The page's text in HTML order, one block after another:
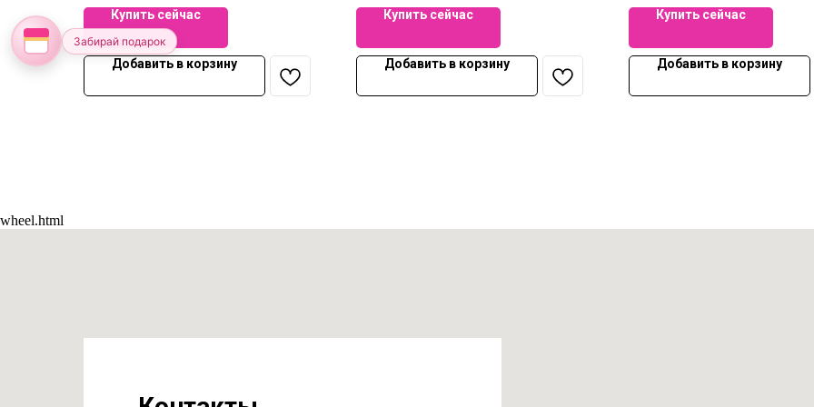
Купить сейчас
Добавить в корзину
Купить сейчас
Добавить в корзину
Купить сейчас
Добавить в корзину
wheel.html
Забирай подарок